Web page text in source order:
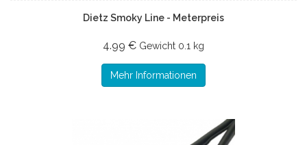
Dietz Smoky Line - Meterpreis
4.99 € Gewicht 0.1 kg
Mehr Informationen